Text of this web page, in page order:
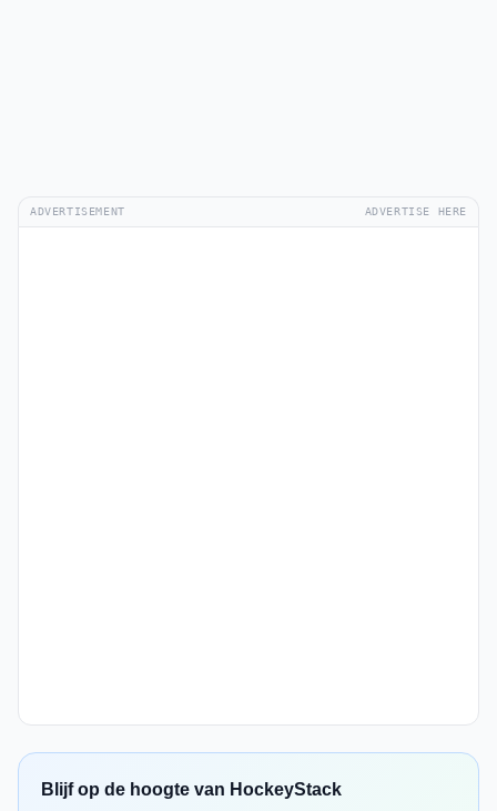
ADVERTISEMENT ADVERTISE HERE
Blijf op de hoogte van HockeyStack